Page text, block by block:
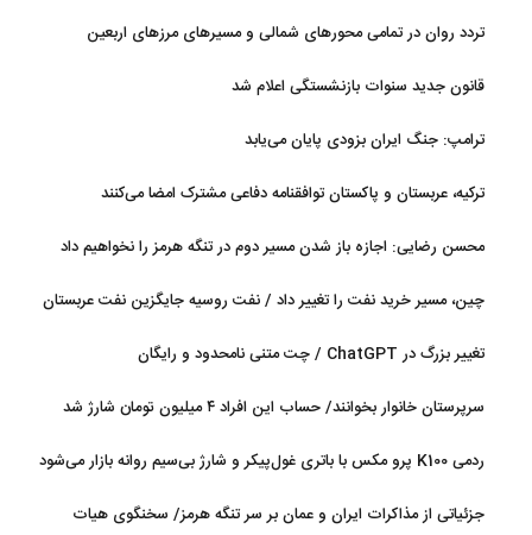
تردد روان در تمامی محورهای شمالی و مسیرهای مرزهای اربعین
قانون جدید سنوات بازنشستگی اعلام شد
ترامپ: جنگ ایران بزودی پایان می‌یابد
ترکیه، عربستان و پاکستان توافقنامه دفاعی مشترک امضا می‌کنند
محسن رضایی: اجازه باز شدن مسیر دوم در تنگه هرمز را نخواهیم داد
چین، مسیر خرید نفت را تغییر داد / نفت روسیه جایگزین نفت عربستان
تغییر بزرگ در ChatGPT / چت متنی نامحدود و رایگان
سرپرستان خانوار بخوانند/ حساب این افراد ۴ میلیون تومان شارژ شد
ردمی K100 پرو مکس با باتری غول‌پیکر و شارژ بی‌سیم روانه بازار می‌شود
جزئیاتی از مذاکرات ایران و عمان بر سر تنگه هرمز/ سخنگوی هیات